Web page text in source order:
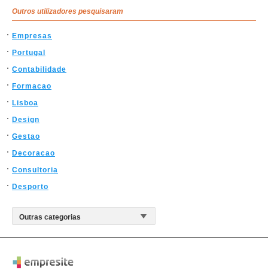
Outros utilizadores pesquisaram
Empresas
Portugal
Contabilidade
Formacao
Lisboa
Design
Gestao
Decoracao
Consultoria
Desporto